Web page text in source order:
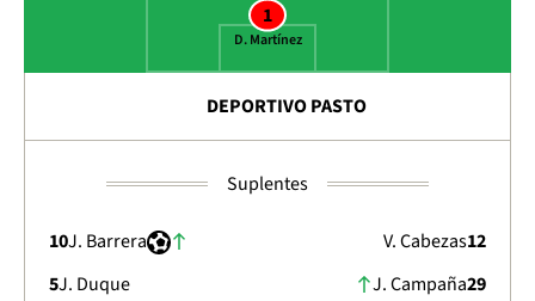
1
D. Martínez
DEPORTIVO PASTO
Suplentes
10J. Barrera
5J. Duque
12
V. Cabezas
29
J. Campaña